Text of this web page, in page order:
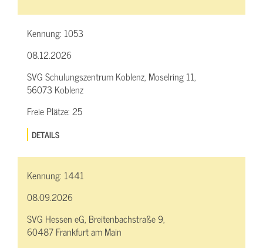
Kennung: 1053
08.12.2026
SVG Schulungszentrum Koblenz, Moselring 11,
56073 Koblenz
Freie Plätze:25
DETAILS
Kennung: 1441
08.09.2026
SVG Hessen eG, Breitenbachstraße 9,
60487 Frankfurt am Main